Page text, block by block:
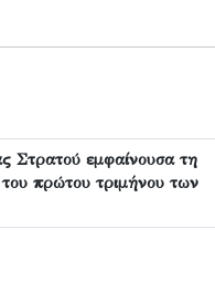
Στρατού εμφαίνουσα τη
πρώτου τριμήνου των